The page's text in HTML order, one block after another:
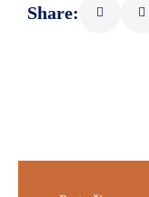
Share: